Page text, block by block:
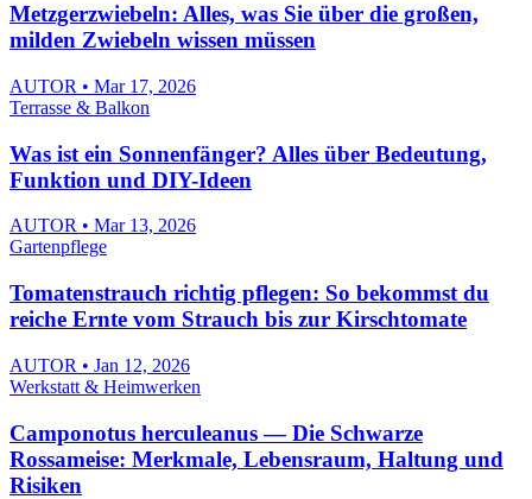
Metzgerzwiebeln: Alles, was Sie über die großen,
milden Zwiebeln wissen müssen
AUTOR • Mar 17, 2026
Terrasse & Balkon
Was ist ein Sonnenfänger? Alles über Bedeutung,
Funktion und DIY-Ideen
AUTOR • Mar 13, 2026
Gartenpflege
Tomatenstrauch richtig pflegen: So bekommst du
reiche Ernte vom Strauch bis zur Kirschtomate
AUTOR • Jan 12, 2026
Werkstatt & Heimwerken
Camponotus herculeanus — Die Schwarze
Rossameise: Merkmale, Lebensraum, Haltung und
Risiken